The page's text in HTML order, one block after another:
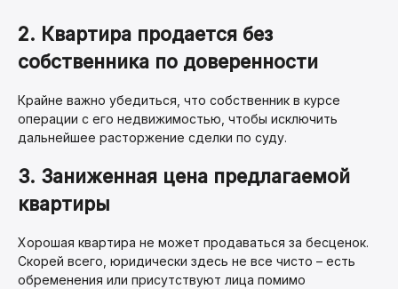
2. Квартира продается без
собственника по доверенности
Крайне важно убедиться, что собственник в курсе
операции с его недвижимостью, чтобы исключить
дальнейшее расторжение сделки по суду.
3. Заниженная цена предлагаемой
квартиры
Хорошая квартира не может продаваться за бесценок.
Скорей всего, юридически здесь не все чисто – есть
обременения или присутствуют лица помимо